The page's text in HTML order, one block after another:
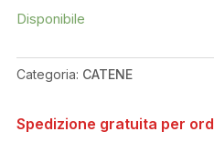
ANTIRUGGINE
E-
BIKE
QUANTITÀ
Disponibile
Categoria: CATENE
Spedizione gratuita per